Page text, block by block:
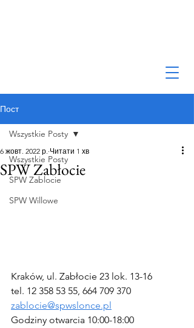
Пост
Wszystkie Posty
SPW Zablocie
SPW Willowe
Wszystkie Posty
SPW Zabłocie
6 жовт. 2022 р. Читати 1 хв
Kraków, ul. Zabłocie 23 lok. 13-16
tel. 12 358 53 55, 664 709 370
zablocie@spwslonce.pl
Godziny otwarcia 10:00-18:00